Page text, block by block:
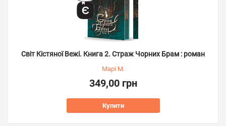
Світ Кістяної Вежі. Книга 2. Страж Чорних Брам : роман
Марі М.
349,00 грн
Купити